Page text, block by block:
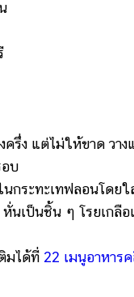
ง แต่ไม่ให้ขาด วาง
บ
กระทะเทฟลอนโดย
เป็นชิ้น ๆ โรยเกลือ
มได้ที่ 22 เมนูอาหาร